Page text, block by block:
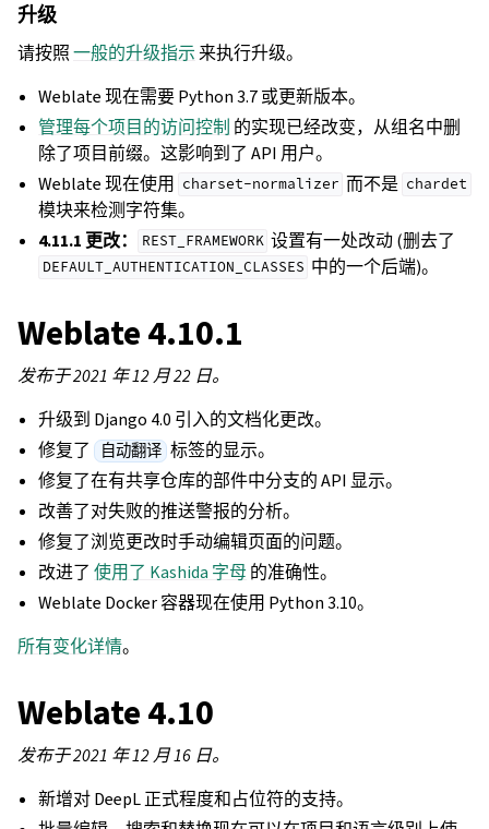
升级
请按照一般的升级指示 来执行升级。
Weblate 现在需要 Python 3.7 或更新版本。
管理每个项目的访问控制 的实现已经改变，从组名中删
除了项目前缀。这影响到了 API 用户。
Weblate 现在使用 charset-normalizer 而不是 chardet
模块来检测字符集。
4.11.1 更改：
REST_FRAMEWORK 设置有一处改动 (删去了
DEFAULT_AUTHENTICATION_CLASSES 中的一个后端)。
Weblate 4.10.1
发布于 2021 年 12 月 22 日。
升级到 Django 4.0 引入的文档化更改。
修复了 自动翻译 标签的显示。
修复了在有共享仓库的部件中分支的 API 显示。
改善了对失败的推送警报的分析。
修复了浏览更改时手动编辑页面的问题。
改进了使用了 Kashida 字母 的准确性。
Weblate Docker 容器现在使用 Python 3.10。
所有变化详情。
Weblate 4.10
发布于 2021 年 12 月 16 日。
新增对 DeepL 正式程度和占位符的支持。